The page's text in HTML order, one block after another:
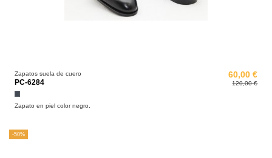
Zapatos suela de cuero
PC-6284
Negro
60,00 €
120,00 €
Zapato en piel color negro.
-50%